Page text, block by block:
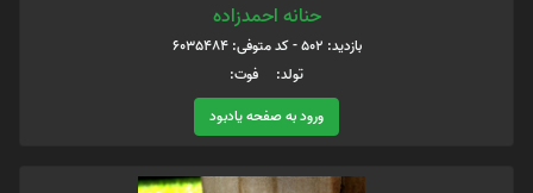
حنانه احمدزاده
بازدید: 502 - کد متوفی: 6035484
تولد: فوت:
ورود به صفحه یادبود